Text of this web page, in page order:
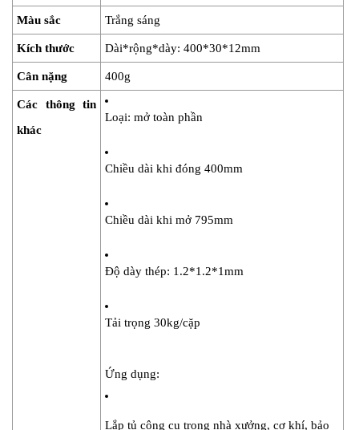
Màu sắc Trắng sáng
Kích thước Dài*rộng*dày: 400*30*12mm
Cân nặng 400g
Các thông tin
khác
Loại: mở toàn phần
Chiều dài khi đóng 400mm
Chiều dài khi mở 795mm
Độ dày thép: 1.2*1.2*1mm
Tải trọng 30kg/cặp
Ứng dụng:
Lắp tủ công cụ trong nhà xưởng, cơ khí, bảo